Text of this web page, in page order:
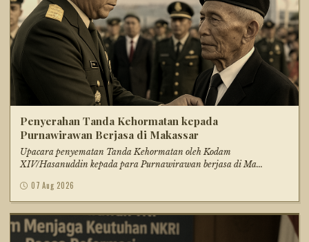
Penyerahan Tanda Kehormatan kepada
Purnawirawan Berjasa di Makassar
Upacara penyematan Tanda Kehormatan oleh Kodam
XIV/Hasanuddin kepada para Purnawirawan berjasa di Ma...
07 Aug 2026